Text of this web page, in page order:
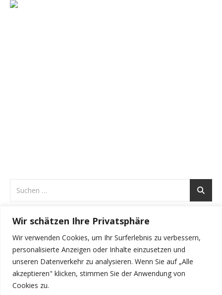
Wir schätzen Ihre Privatsphäre
Wir verwenden Cookies, um Ihr Surferlebnis zu verbessern,
personalisierte Anzeigen oder Inhalte einzusetzen und
unseren Datenverkehr zu analysieren. Wenn Sie auf „Alle
akzeptieren" klicken, stimmen Sie der Anwendung von
Cookies zu.
ARCHIVE
Archive